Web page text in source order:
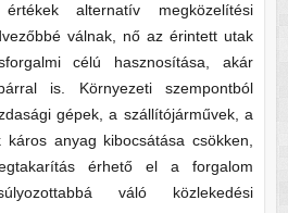
alternatív megközelítési
válnak, nő az érintett utak
célú hasznosítása, akár
is. Környezeti szempontból
gépek, a szállítójárművek, a
anyag kibocsátása csökken,
érhető el a forgalom
váló közlekedési